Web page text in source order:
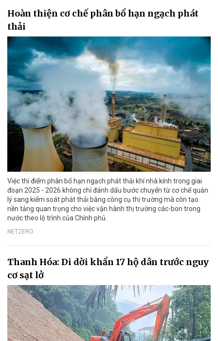
Hoàn thiện cơ chế phân bổ hạn ngạch phát
thải
Việc thí điểm phân bổ hạn ngạch phát thải khí nhà kính trong giai
đoạn 2025 - 2026 không chỉ đánh dấu bước chuyển từ cơ chế quản
lý sang kiểm soát phát thải bằng công cụ thị trường mà còn tạo
nền tảng quan trọng cho việc vận hành thị trường các-bon trong
nước theo lộ trình của Chính phủ.
NETZERO
Thanh Hóa: Di dời khẩn 17 hộ dân trước nguy
cơ sạt lở